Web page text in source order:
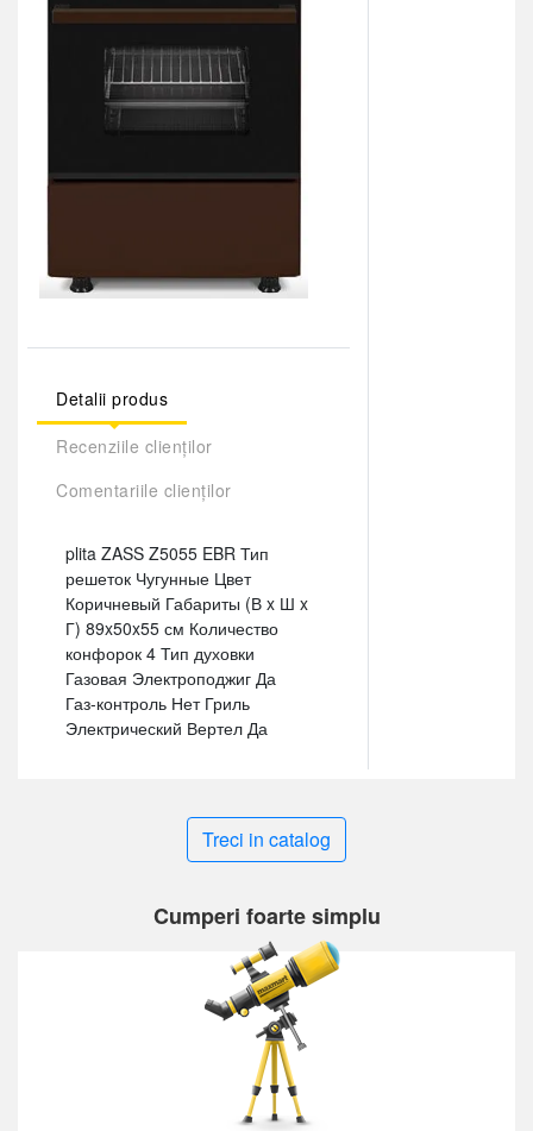
Detalii produs
Recenziile clienților
Comentariile clienților
plita ZASS Z5055 EBR Тип
решеток Чугунные Цвет
Коричневый Габариты (В x Ш x
Г) 89x50x55 см Количество
конфорок 4 Тип духовки
Газовая Электроподжиг Да
Газ-контроль Нет Гриль
Электрический Вертел Да
Treci in catalog
Cumperi foarte simplu